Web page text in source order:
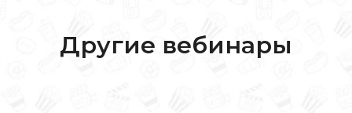
Другие вебинары